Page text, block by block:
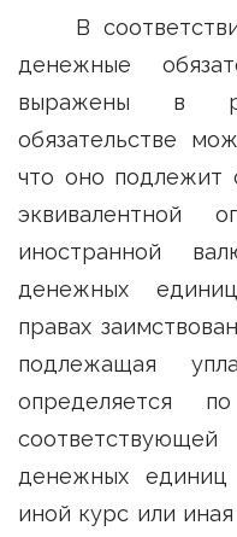
В
денежные
выражены в
обязательстве
что оно подлежит
эквивалентной
иностранной
денежных
правах
подлежащая
определяется
денежных
иной курс или